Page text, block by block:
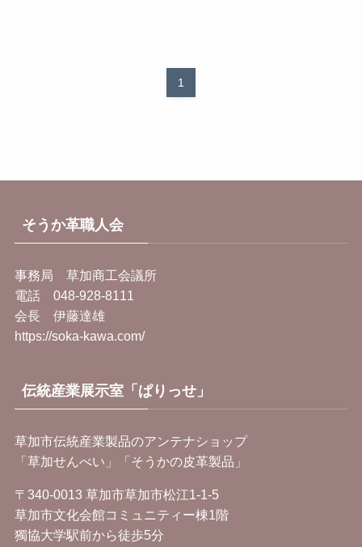
1
そうか革職人会
事務局 草加商工会議所
電話 048-928-8111
会長 伊藤達雄
https://soka-kawa.com/
伝統産業展示室「ぱりっせ」
草加市伝統産業製品のアンテナショップ
「草加せんべい」「そうかの皮革製品」
〒340-0013 草加市草加市松江1-1-5
草加市文化会館コミュニティー棟1階
獨協大学駅前から徒歩5分